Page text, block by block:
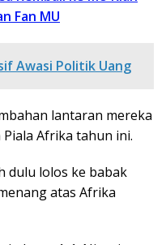
Fan MU
Awasi Politik Uang
lantaran mereka
Afrika tahun ini.
dulu lolos ke babak
atas Afrika